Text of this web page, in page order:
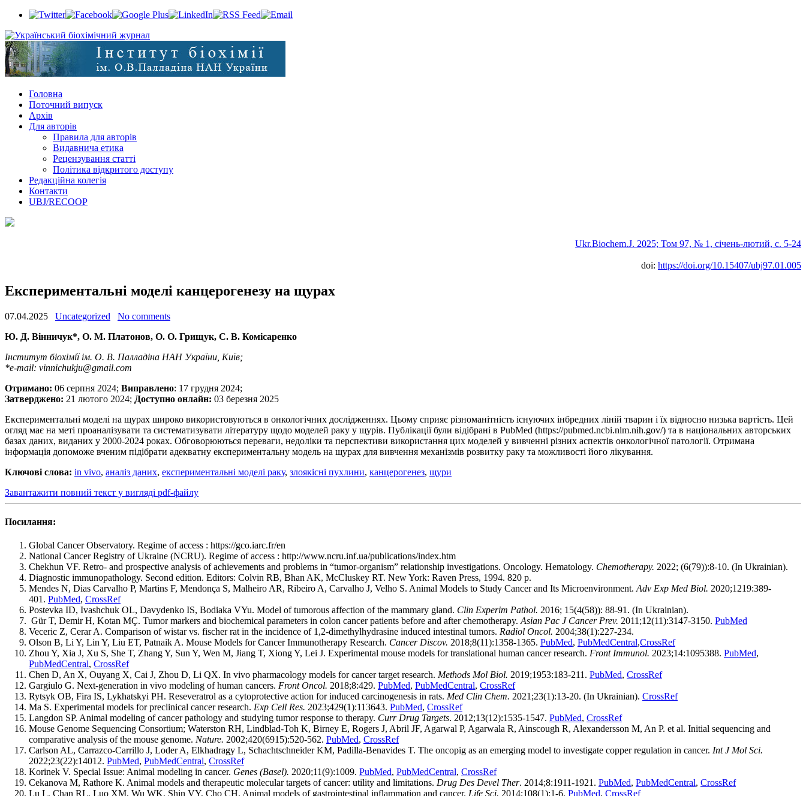
Головна
Поточний випуск
Архів
Для авторів
Правила для авторів
Видавнича етика
Рецензування статті
Політика відкритого доступу
Редакційна колегія
Контакти
UBJ/RECOOP
Ukr.Biochem.J. 2025; Том 97, № 1, січень-лютий, c. 5-24
doi: https://doi.org/10.15407/ubj97.01.005
Експериментальні моделі канцерогенезу на щурах
07.04.2025 Uncategorized
No comments
Ю. Д. Вінничук*, О. М. Платонов, О. О. Грищук, С. В. Комісаренко
Інститут біохімії ім. О. В. Палладіна НАН України, Київ;
*e-mail: vinnichukju@gmail.com
Отримано: 06 серпня 2024; Виправлено: 17 грудня 2024;
Затверджено: 21 лютого 2024; Доступно онлайн: 03 березня 2025
Експериментальні моделі на щурах широко використовуються в онкологічних дослідженнях. Цьому сприяє різноманітність існуючих інбредних ліній тварин і їх відносно низька вартість. Цей
огляд має на меті проаналізувати та систематизувати літературу щодо моделей раку у щурів. Публікації були відібрані в PubMed (https://pubmed.ncbi.nlm.nih.gov/) та в національних авторських
базах даних, виданих у 2000-2024 роках. Обговорюються переваги, недоліки та перспективи використання цих моделей у вивченні різних аспектів онкологічної патології. Отримана
інформація допоможе вченим підібрати адекватну експериментальну модель на щурах для вивчення механізмів розвитку раку та можливості його лікування.
Ключові слова: in vivo, аналіз даних, експериментальні моделі раку, злоякісні пухлини, канцерогенез, щури
Завантажити повний текст у вигляді pdf-файлу
Посилання:
Global Cancer Observatory. Regime of access : https://gco.iarc.fr/en
National Cancer Registry of Ukraine (NCRU). Regime of access : http://www.ncru.inf.ua/publications/index.htm
Chekhun VF. Retro- and prospective analysis of achievements and problems in “tumor-organism” relationship investigations. Oncology. Hematology. Chemotherapy. 2022; (6(79)):8-10. (In Ukrainian).
Diagnostic immunopathology. Second edition. Editors: Colvin RB, Bhan AK, McCluskey RT. New York: Raven Press, 1994. 820 p.
Mendes N, Dias Carvalho P, Martins F, Mendonça S, Malheiro AR, Ribeiro A, Carvalho J, Velho S. Animal Models to Study Cancer and Its Microenvironment. Adv Exp Med Biol. 2020;1219:389-
401. PubMed, CrossRef
Postevka ID, Ivashchuk OL, Davydenko IS, Bodiaka VYu. Model of tumorous affection of the mammary gland. Clin Experim Pathol. 2016; 15(4(58)): 88-91. (In Ukrainian).
Gür T, Demir H, Kotan MÇ. Tumor markers and biochemical parameters in colon cancer patients before and after chemotherapy. Asian Pac J Cancer Prev. 2011;12(11):3147-3150. PubMed
Veceric Z, Cerar A. Comparison of wistar vs. fischer rat in the incidence of 1,2-dimethylhydrasine induced intestinal tumors. Radiol Oncol. 2004;38(1):227-234.
Olson B, Li Y, Lin Y, Liu ET, Patnaik A. Mouse Models for Cancer Immunotherapy Research. Cancer Discov. 2018;8(11):1358-1365. PubMed, PubMedCentral,CrossRef
Zhou Y, Xia J, Xu S, She T, Zhang Y, Sun Y, Wen M, Jiang T, Xiong Y, Lei J. Experimental mouse models for translational human cancer research. Front Immunol. 2023;14:1095388. PubMed,
PubMedCentral, CrossRef
Chen D, An X, Ouyang X, Cai J, Zhou D, Li QX. In vivo pharmacology models for cancer target research. Methods Mol Biol. 2019;1953:183-211. PubMed, CrossRef
Gargiulo G. Next-generation in vivo modeling of human cancers. Front Oncol. 2018;8:429. PubMed, PubMedCentral, CrossRef
Rytsyk OB, Fira IS, Lykhatskyi PH. Reseveratrol as a cytoprotective action for induced carcinogenesis in rats. Med Clin Chem. 2021;23(1):13-20. (In Ukrainian). CrossRef
Ma S. Experimental models for preclinical cancer research. Exp Cell Res. 2023;429(1):113643. PubMed, CrossRef
Langdon SP. Animal modeling of cancer pathology and studying tumor response to therapy. Curr Drug Targets. 2012;13(12):1535-1547. PubMed, CrossRef
Mouse Genome Sequencing Consortium; Waterston RH, Lindblad-Toh K, Birney E, Rogers J, Abril JF, Agarwal P, Agarwala R, Ainscough R, Alexandersson M, An P. et al. Initial sequencing and
comparative analysis of the mouse genome. Nature. 2002;420(6915):520-562. PubMed, CrossRef
Carlson AL, Carrazco-Carrillo J, Loder A, Elkhadragy L, Schachtschneider KM, Padilla-Benavides T. The oncopig as an emerging model to investigate copper regulation in cancer. Int J Mol Sci.
2022;23(22):14012. PubMed, PubMedCentral, CrossRef
Korinek V. Special Issue: Animal modeling in cancer. Genes (Basel). 2020;11(9):1009. PubMed, PubMedCentral, CrossRef
Cekanova M, Rathore K. Animal models and therapeutic molecular targets of cancer: utility and limitations. Drug Des Devel Ther. 2014;8:1911-1921. PubMed, PubMedCentral, CrossRef
Lu L, Chan RL, Luo XM, Wu WK, Shin VY, Cho CH. Animal models of gastrointestinal inflammation and cancer. Life Sci. 2014;108(1):1-6. PubMed, CrossRef